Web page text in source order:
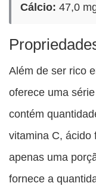
Cálcio: 47,0
Além de ser rico
oferece uma
contém
vitamina C, ácido
apenas uma
fornece a